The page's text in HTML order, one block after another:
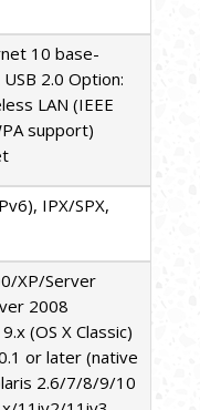
10 base-
2.0 Option:
LAN (IEEE
support)
IPX/SPX,
XP/Server
2008
(OS X Classic)
or later (native
2.6/7/8/9/10